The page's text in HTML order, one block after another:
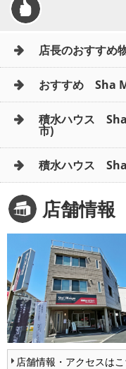
店長のおすすめ
おすすめ Sha
積水ハウス
市)
積水ハウス
店舗情報
店舗情報・アクセスは